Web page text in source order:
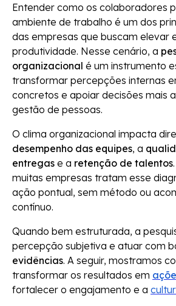
Entender como os colaboradores
ambiente de trabalho é um dos
das empresas que buscam elevar
produtividade. Nesse cenário, a
organizacional é um instrumento
transformar percepções internas
concretos e apoiar decisões mais
gestão de pessoas.
O clima organizacional impacta
desempenho das equipes, a
entregas e a retenção de talentos
muitas empresas tratam esse
ação pontual, sem método ou
contínuo.
Quando bem estruturada, a
percepção subjetiva e atuar com
evidências. A seguir, mostramos
transformar os resultados em
fortalecer o engajamento e a